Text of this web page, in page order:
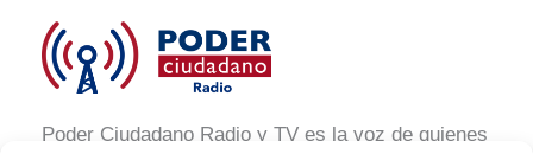
Poder Ciudadano Radio y TV es la voz de quienes